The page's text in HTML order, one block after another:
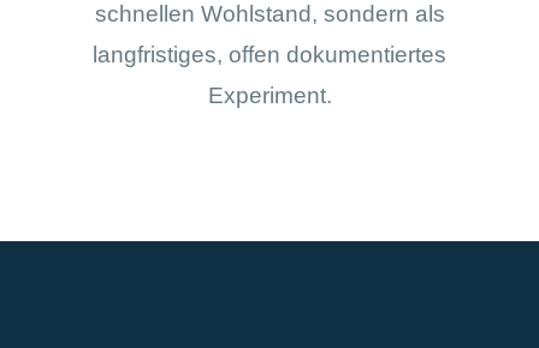
schnellen Wohlstand, sondern als
langfristiges, offen dokumentiertes
Experiment.